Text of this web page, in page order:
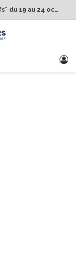
1er Édition de “La Semaine des Chefs” du 19 au 24 octobre 2026